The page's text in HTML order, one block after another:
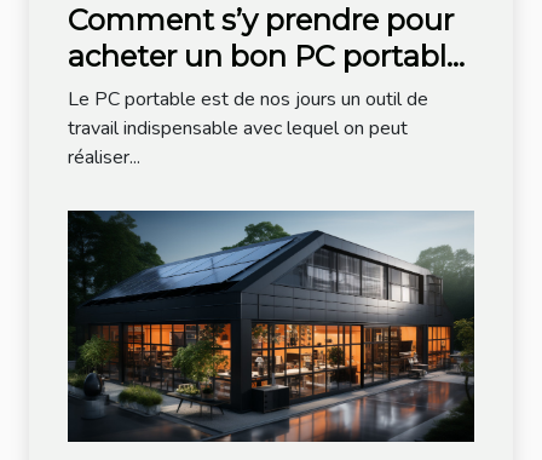
Comment s’y prendre pour
acheter un bon PC portable
?
Le PC portable est de nos jours un outil de
travail indispensable avec lequel on peut
réaliser...